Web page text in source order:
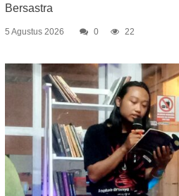
Bersastra
5 Agustus 2026 0 22